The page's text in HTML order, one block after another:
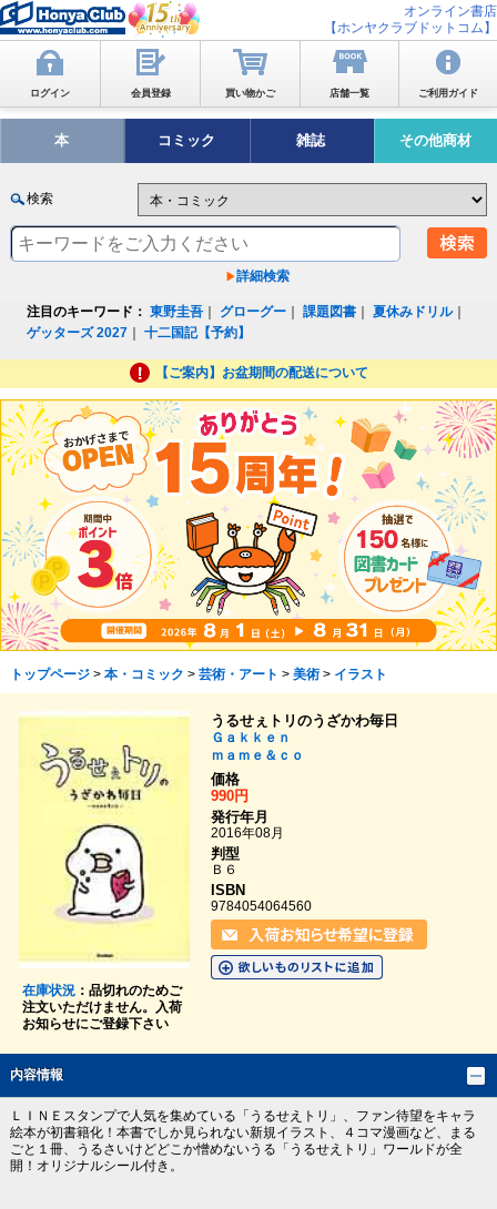
オンライン書店
【ホンヤクラブドットコム】
ログイン 会員登録 買い物かご 店舗一覧 ご利用ガイド
本 コミック 雑誌 その他商材
検索
詳細検索
注目のキーワード： 東野圭吾 グローグー ｜課題図書 ｜夏休みドリル｜
ゲッターズ 2027 ｜十二国記【予約】
【ご案内】お盆期間の配送について
トップページ> 本・コミック > 芸術・アート > 美術> イラスト
在庫状況：品切れのためご
注文いただけません。入荷
お知らせにご登録下さい
うるせぇトリのうざかわ毎日
Ｇａｋｋｅｎ
ｍａｍｅ＆ｃｏ
価格
990円
発行年月
2016年08月
判型
Ｂ６
ISBN
9784054064560
内容情報
ＬＩＮＥスタンプで人気を集めている「うるせえトリ」、ファン待望をキャラ
絵本が初書籍化！本書でしか見られない新規イラスト、４コマ漫画など、まる
ごと１冊、うるさいけどどこか憎めないうる「うるせえトリ」ワールドが全
開！オリジナルシール付き。